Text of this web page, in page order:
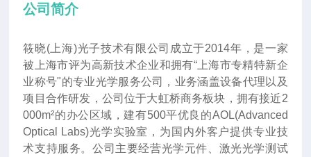
公司简介
筱晓(上海)光子技术有限公司成立于2014年 ， 是一家
被上海市评为高新技术企业和拥有“上海市专精特新企
业称号"的专业光学服务公司，业务涵盖设备代理以及
项目合作研发，公司位于大虹桥商务板块，拥有接近2
000m²的办公区域，建有500平优良的AOL(Advanced
Optical Labs)光学实验室，为国内外客户提供专业技
术支持服务。公司主要经营光学元件、激光光学测试